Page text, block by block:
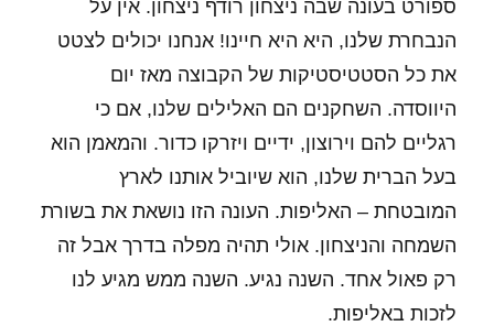
ספורט בעונה שבה ניצחון רודף ניצחון. אין על
הנבחרת שלנו, היא היא חיינו! אנחנו יכולים לצטט
את כל הסטטיסטיקות של הקבוצה מאז יום
היווסדה. השחקנים הם האלילים שלנו, אם כי
רגליים להם וירוצון, ידיים ויזרקו כדור. והמאמן הוא
בעל הברית שלנו, הוא שיוביל אותנו לארץ
המובטחת – האליפות. העונה הזו נושאת את בשורת
השמחה והניצחון. אולי תהיה מפלה בדרך אבל זה
רק פאול אחד. השנה נגיע. השנה ממש מגיע לנו
לזכות באליפות.